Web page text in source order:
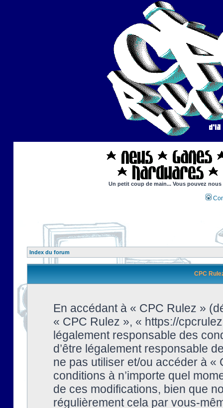
Un petit coup de main... Vous pouvez
Index du forum
CPC
En accédant à « CPC Rulez »
« CPC Rulez », « https://
légalement responsable des
d’être légalement responsable
ne pas utiliser et/ou accéder à
conditions à n’importe quel
de ces modifications, bien que
régulièrement cela par vous-